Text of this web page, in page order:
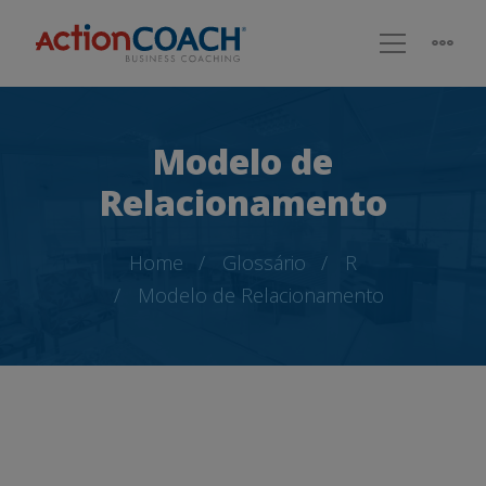
Modelo de
Relacionamento
Home Glossário
R
Modelo de Relacionamento